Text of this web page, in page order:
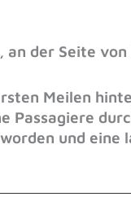
an der Seite
Meilen
Passagiere
und eine